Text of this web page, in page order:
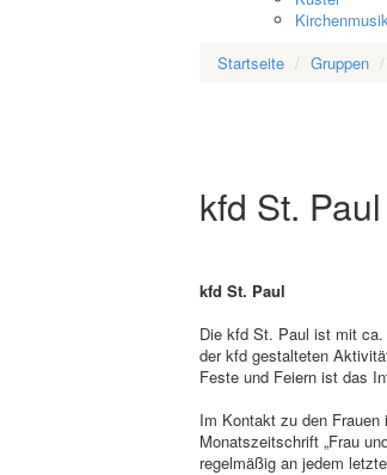
Startseite
Gruppen
kfd St. Paul
kfd St. Paul
Die kfd St. Paul ist mit
der kfd gestalteten
Feste und Feiern ist das
Im Kontakt zu den
Monatszeitschrift „Frau
regelmäßig an jedem